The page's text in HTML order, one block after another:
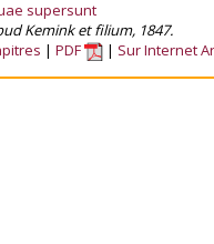
supersunt
Kemink et filium, 1847.
PDF Sur Internet